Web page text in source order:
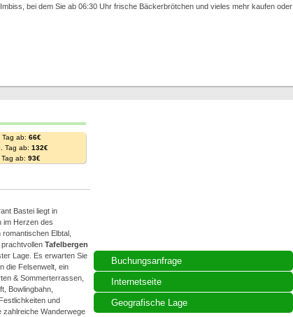
bei dem Sie ab 06:30 Uhr frische Bäckerbrötchen und vieles mehr kaufen oder
Buchungsanfrage
Internetseite
Geografische Lage
Tag ab: 66€
Tag ab: 132€
ab: 93€
Bastei liegt in
im Herzen des
Elbtal,
Tafelbergen
Lage. Es erwarten Sie
die Felsenwelt, ein
& Sommerterrassen,
Bowlingbahn,
und
zahlreiche Wanderwege